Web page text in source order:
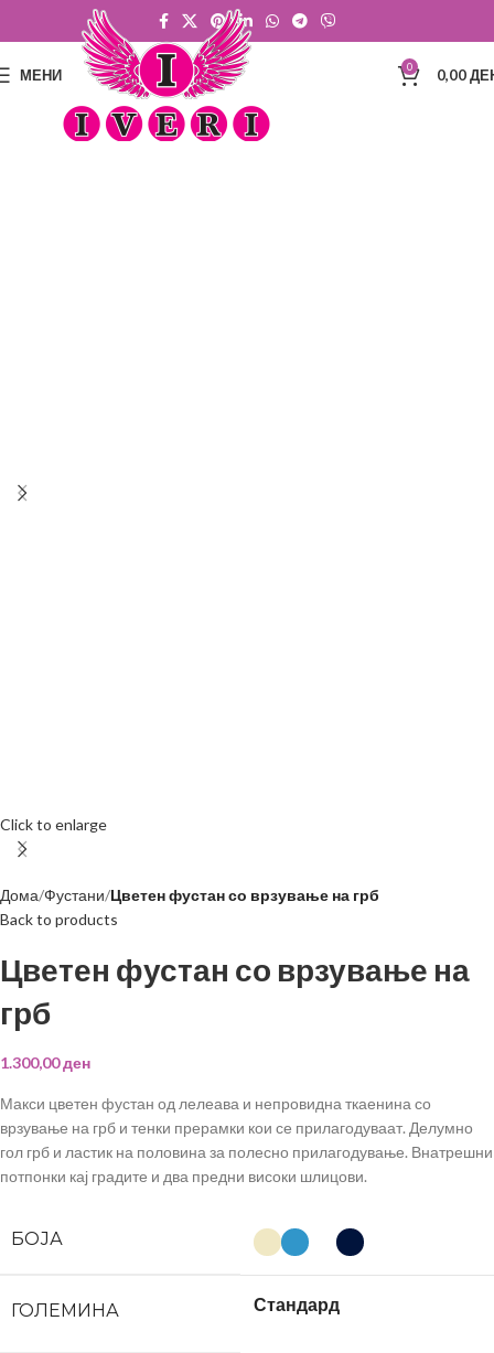
МЕНИ 0 0,00
Click to enlarge
Дома Фустани Цветен фустан со врзување на грб
Back to products
Цветен фустан со врзување на
грб
1.300,00ден
Макси цветен фустан од лелеава и непровидна ткаенина со
врзување на грб и тенки прерамки кои се прилагодуваат. Делумно
гол грб и ластик на половина за полесно прилагодување. Внатрешни
потпонки кај градите и два предни високи шлицови.
БОЈА
ГОЛЕМИНА Стандард